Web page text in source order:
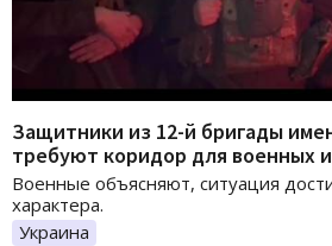
Защитники из 12-й бригады
требуют коридор для военных
Военные объясняют, ситуация
характера.
Украина